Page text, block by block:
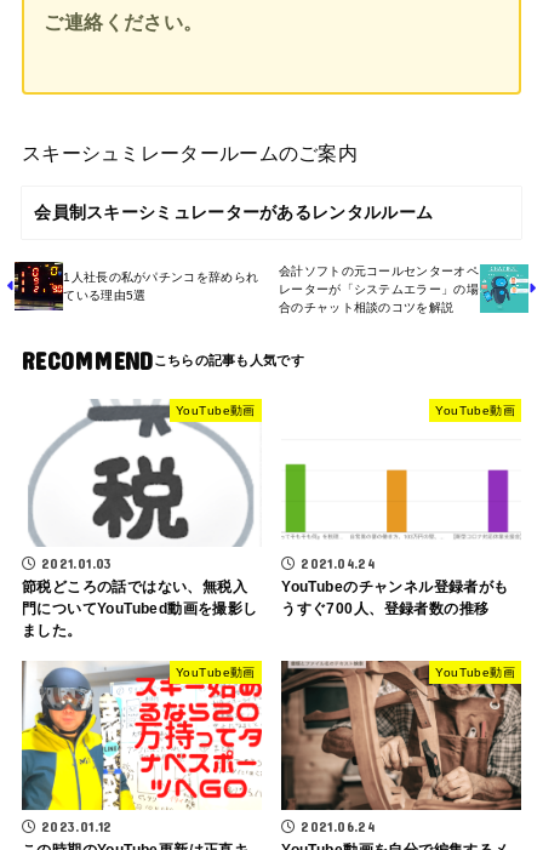
ご連絡ください。
スキーシュミレータールームのご案内
会員制スキーシミュレーターがあるレンタルルーム
1人社長の私がパチンコを辞められ
ている理由5選
会計ソフトの元コールセンターオペ
レーターが「システムエラー」の場
合のチャット相談のコツを解説
RECOMMEND
YouTube動画
2021.01.03
節税どころの話ではない、無税入
門についてYouTubed動画を撮影し
ました。
YouTube動画
2021.04.24
YouTubeのチャンネル登録者がも
うすぐ700人、登録者数の推移
YouTube動画
2023.01.12
YouTube動画
2021.06.24